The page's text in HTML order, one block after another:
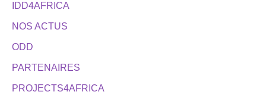
IDD4AFRICA
NOS ACTUS
ODD
PARTENAIRES
PROJECTS4AFRICA